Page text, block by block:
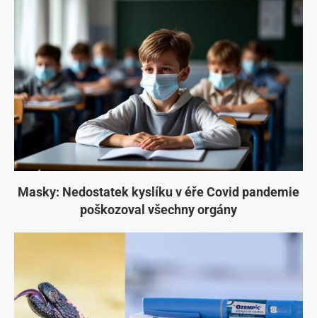
Masky: Nedostatek kyslíku v éře Covid pandemie
poškozoval všechny orgány